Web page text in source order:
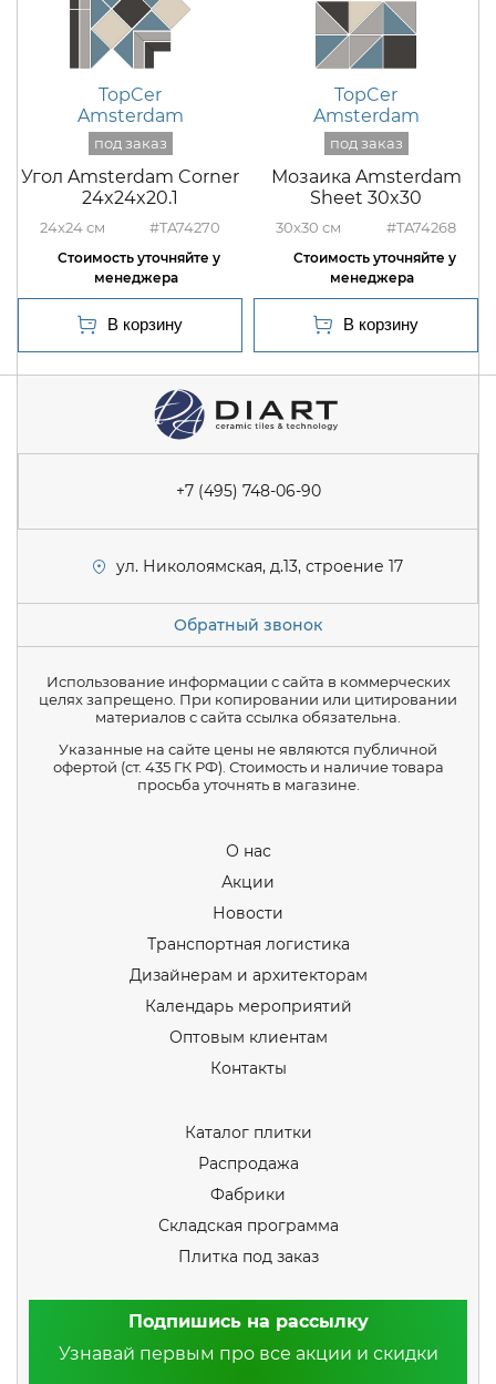
TopCer
Amsterdam
Угол Amsterdam Corner
24x24x20.1
24x24 #TA74270
TopCer
Amsterdam
Мозаика Amsterdam
Sheet 30x30
30x30 #TA74268
+7 (495) 748-06-90
ул. Николоямская, д.13, строение 17
Обратный звонок
Использование информации с сайта в коммерческих
целях запрещено. При копировании или цитировании
материалов с сайта ссылка обязательна.
Указанные на сайте цены не являются публичной
офертой (ст. 435 ГК РФ). Стоимость и наличие товара
просьба уточнять в магазине.
О нас
Акции
Новости
Транспортная логистика
Дизайнерам и архитекторам
Календарь мероприятий
Оптовым клиентам
Контакты
Каталог плитки
Распродажа
Фабрики
Складская программа
Плитка под заказ
Подпишись на рассылку
Узнавай первым про все акции и скидки